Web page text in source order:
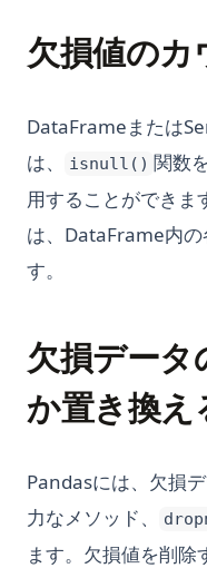
欠損値のカ
DataFrameまたは
は、
isnull() 関数
用することができま
は、DataFrame内の
す。
欠損データ
か置き換え
Pandasには、欠損
力なメソッド、
ます。欠損値を削除